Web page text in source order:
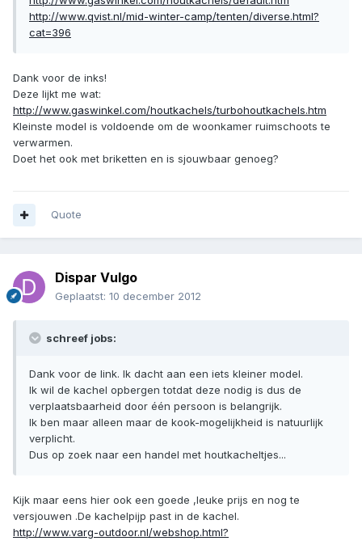
http://www.qvist.nl/mid-winter-camp/tenten/diverse.html?
cat=396
Dank voor de inks!
Deze lijkt me wat:
http://www.gaswinkel.com/houtkachels/turbohoutkachels.htm
Kleinste model is voldoende om de woonkamer ruimschoots te
verwarmen.
Doet het ook met briketten en is sjouwbaar genoeg?
Quote
Dispar Vulgo
Geplaatst: 10 december 2012
schreef jobs:
Dank voor de link. Ik dacht aan een iets kleiner model.
Ik wil de kachel opbergen totdat deze nodig is dus de
verplaatsbaarheid door één persoon is belangrijk.
Ik ben maar alleen maar de kook-mogelijkheid is natuurlijk
verplicht.
Dus op zoek naar een handel met houtkacheltjes...
Kijk maar eens hier ook een goede ,leuke prijs en nog te
versjouwen .De kachelpijp past in de kachel.
http://www.varg-outdoor.nl/webshop.html?